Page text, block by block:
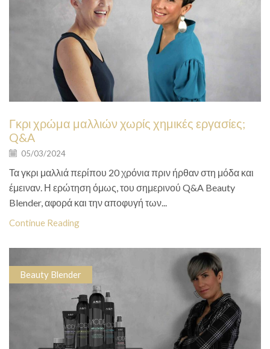
Γκρι χρώμα μαλλιών χωρίς χημικές εργασίες;
Q&A
05/03/2024
Τα γκρι μαλλιά περίπου 20 χρόνια πριν ήρθαν στη μόδα και
έμειναν. Η ερώτηση όμως, του σημερινού Q&A Beauty
Blender, αφορά και την αποφυγή των...
Continue Reading
Beauty Blender